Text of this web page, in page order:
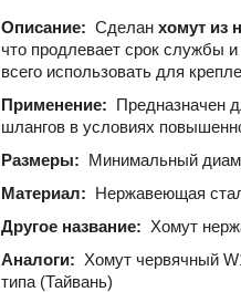
Описание: Сделан хомут из
что продлевает срок службы
всего использовать для
Применение: Предназначен
шлангов в условиях
Размеры: Минимальный
Материал: Нержавеющая
Другое название: Хомут
Аналоги: Хомут червячный
типа (Тайвань)